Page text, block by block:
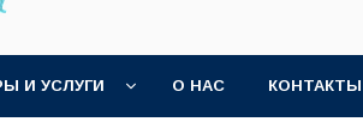
И УСЛУГИ О НАС КОНТАКТЫ